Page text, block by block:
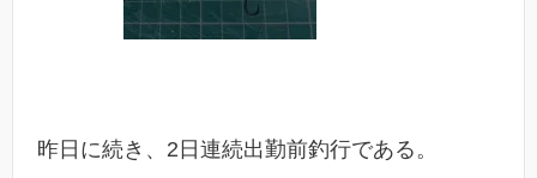
昨日に続き、2日連続出勤前釣行である。